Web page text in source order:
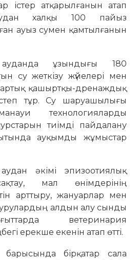
істер атқарылғанын атап
халқы 100 пайыз
ауыз сумен қамтылғанын
ауданда ұзындығы 180
су жеткізу жүйелері мен
қашыртқы-дренаждық
тұр. Су шаруашылығы
технологияларды
тиімді пайдалану
ауқымды жұмыстар
әкімі эпизоотиялық
мал өнімдерінің
арттыру, жануарлар мен
алдын алу сынды
ветеринария
ерекше екенін атап өтті.
бірқатар сала